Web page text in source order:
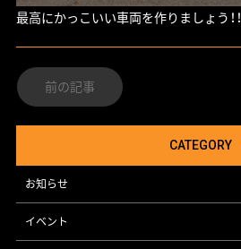
最高にかっこいい車両を作りましょう！！
前の記事
CATEGORY
お知らせ
イベント